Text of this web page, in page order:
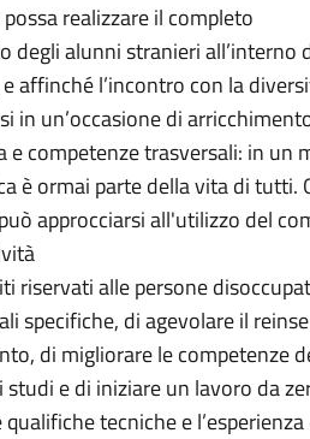
realizzare il completo
degli alunni stranieri
affinché l’incontro con la
in un’occasione di
e competenze trasversali: in un
è ormai parte della vita di tutti.
approcciarsi all'utilizzo del
riservati alle persone
specifiche, di agevolare il
di migliorare le competenze
studi e di iniziare un lavoro da
qualifiche tecniche e